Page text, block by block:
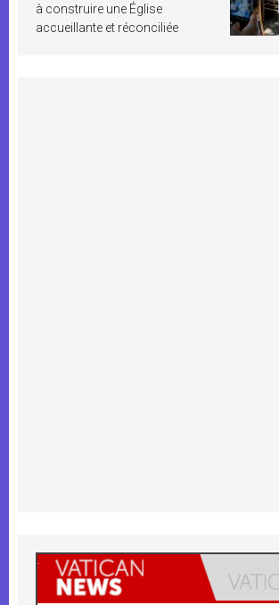
à construire une Église
accueillante et réconciliée